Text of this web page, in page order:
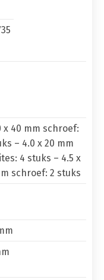
x 40 mm schroef:
– 4.0 x 20 mm
4 stuks – 4.5 x
schroef: 2 stuks